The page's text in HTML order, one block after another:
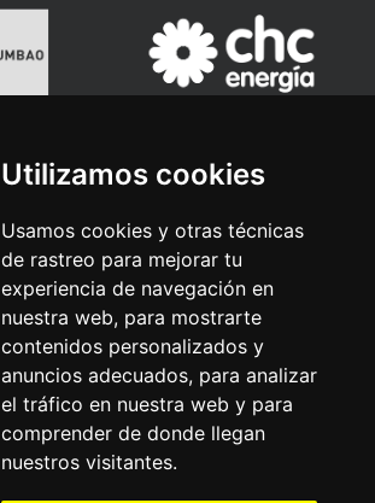
Utilizamos cookies
Usamos cookies y otras técnicas
de rastreo para mejorar tu
experiencia de navegación en
nuestra web, para mostrarte
contenidos personalizados y
anuncios adecuados, para analizar
el tráfico en nuestra web y para
comprender de donde llegan
nuestros visitantes.